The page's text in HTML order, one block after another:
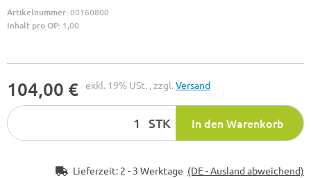
Artikelnummer:00160800
Inhalt pro OP: 1,00
104,00 € exkl. 19% USt. , zzgl.Versand
STK In den Warenkorb
Lieferzeit: 2 - 3 Werktage (DE - Ausland abweichend)